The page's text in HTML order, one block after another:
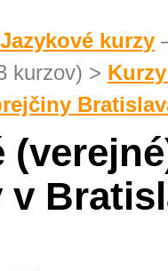
Jazykové kurzy
kurzov) >
v